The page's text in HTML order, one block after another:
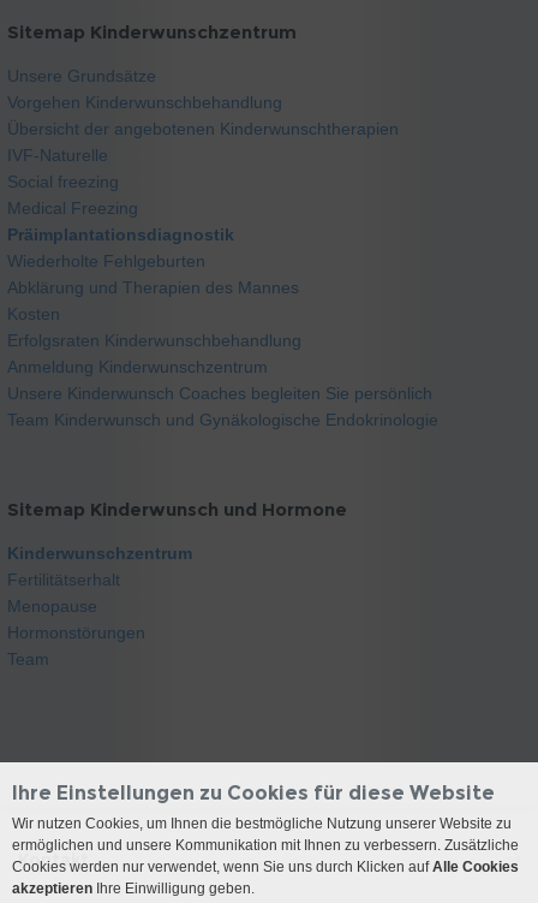
Sitemap Kinderwunschzentrum
Unsere Grundsätze
Vorgehen Kinderwunschbehandlung
Übersicht der angebotenen Kinderwunschtherapien
IVF-Naturelle
Social freezing
Medical Freezing
Präimplantationsdiagnostik
Wiederholte Fehlgeburten
Abklärung und Therapien des Mannes
Kosten
Erfolgsraten Kinderwunschbehandlung
Anmeldung Kinderwunschzentrum
Unsere Kinderwunsch Coaches begleiten Sie persönlich
Team Kinderwunsch und Gynäkologische Endokrinologie
Sitemap Kinderwunsch und Hormone
Kinderwunschzentrum
Fertilitätserhalt
Menopause
Hormonstörungen
Team
Kontakt
Ihre Einstellungen zu Cookies für diese Website
Wir nutzen Cookies, um Ihnen die bestmögliche Nutzung unserer Website zu
ermöglichen und unsere Kommunikation mit Ihnen zu verbessern. Zusätzliche
Cookies werden nur verwendet, wenn Sie uns durch Klicken aufAlle Cookies
akzeptieren Ihre Einwilligung geben.